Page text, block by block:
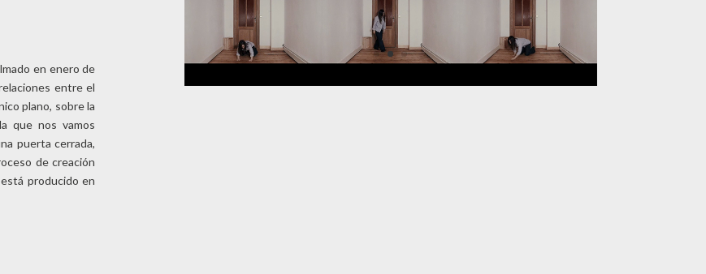
en enero de
entre el
plano, sobre la
que nos vamos
puerta cerrada,
de creación
producido en